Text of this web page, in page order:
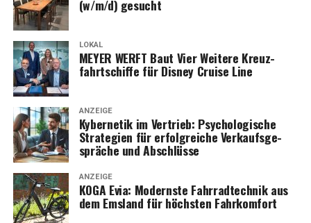
(w/m/d) gesucht
LOKAL
MEYER WERFT Baut Vier Wei­te­re Kreuz­
fahrt­schif­fe für Dis­ney Crui­se Line
ANZEIGE
Kyber­ne­tik im Ver­trieb: Psy­cho­lo­gi­sche
Stra­te­gien für erfolg­rei­che Ver­kaufs­ge­
sprä­che und Abschlüsse
ANZEIGE
KOGA Evia: Moderns­te Fahr­rad­tech­nik aus
dem Ems­land für höchs­ten Fahrkomfort